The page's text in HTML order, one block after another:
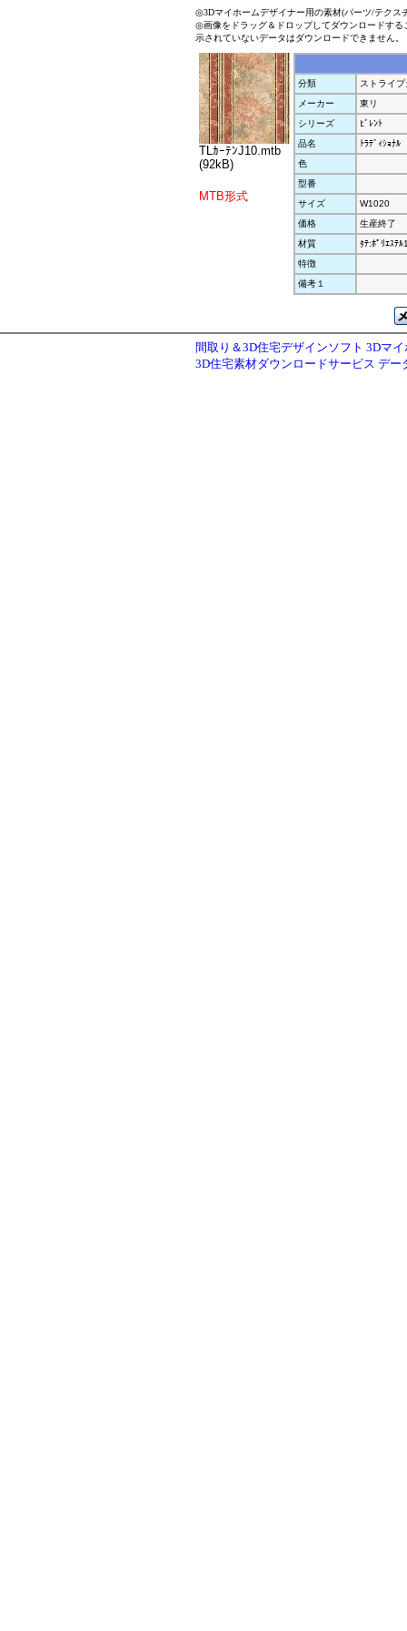
◎3Dマイホームデザイナー用の素材(パーツ/テクス
◎画像をドラッグ＆ドロップしてダウンロードす
示されていないデータはダウンロードできません。
TLｶｰﾃﾝJ10.mtb
(92kB)
MTB形式
分類
ストライ
メーカー
東リ
シリーズ
ﾋﾞﾚﾝﾄ
品名
ﾄﾗﾃﾞｨｼｮﾅﾙ
色
型番
サイズ
W1020
価格
生産終了
材質
ﾀﾃ:ﾎﾟﾘｴｽﾃ
特徴
備考１
間取り＆3D住宅デザインソフト 3Dマ
3D住宅素材ダウンロードサービス デー